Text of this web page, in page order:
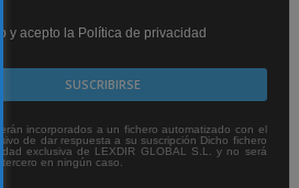
y acepto la Política de privacidad
incorporados a un fichero automatizado con el
de dar respuesta a su suscripción Dicho fichero
exclusiva de LEXDIR GLOBAL S.L. y no será
en ningún caso.